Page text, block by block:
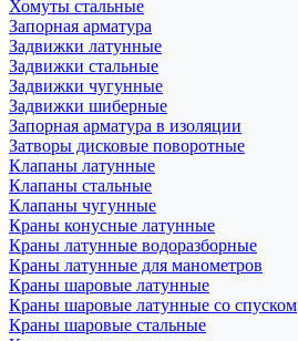
Хомуты стальные
Запорная арматура
Задвижки латунные
Задвижки стальные
Задвижки чугунные
Задвижки шиберные
Запорная арматура в изоляции
Затворы дисковые поворотные
Клапаны латунные
Клапаны стальные
Клапаны чугунные
Краны конусные латунные
Краны латунные водоразборные
Краны латунные для манометров
Краны шаровые латунные
Краны шаровые латунные со спуском
Краны шаровые стальные